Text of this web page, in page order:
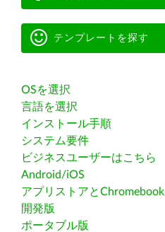
テンプレートを探す
OSを選択
言語を選択
インストール手順
システム要件
ビジネスユーザーはこちら
Android/iOS
アプリストアとChromebook
開発版
ポータブル版